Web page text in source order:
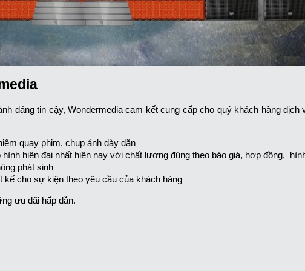
đáng tin cậy, Wondermedia cam kết cung cấp cho quý khách hàng dịch
quay phim, chụp ảnh dày dặn
hiện đại nhất hiện nay với chất lượng đúng theo báo giá, hợp đồng,
phát sinh
cho sự kiện theo yêu cầu của khách hàng
ưu đãi hấp dẫn.